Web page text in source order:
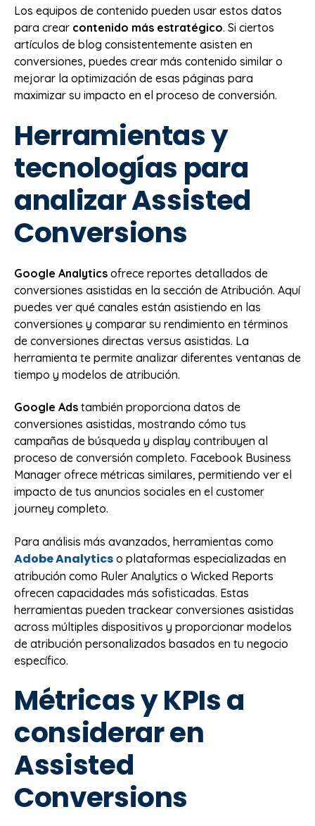
Los equipos de contenido pueden usar estos datos
para crear contenido más estratégico. Si ciertos
artículos de blog consistentemente asisten en
conversiones, puedes crear más contenido similar o
mejorar la optimización de esas páginas para
maximizar su impacto en el proceso de conversión.
Herramientas y
tecnologías para
analizar Assisted
Conversions
Google Analytics ofrece reportes detallados de
conversiones asistidas en la sección de Atribución. Aquí
puedes ver qué canales están asistiendo en las
conversiones y comparar su rendimiento en términos
de conversiones directas versus asistidas. La
herramienta te permite analizar diferentes ventanas de
tiempo y modelos de atribución.
Google Ads también proporciona datos de
conversiones asistidas, mostrando cómo tus
campañas de búsqueda y display contribuyen al
proceso de conversión completo. Facebook Business
Manager ofrece métricas similares, permitiendo ver el
impacto de tus anuncios sociales en el customer
journey completo.
Para análisis más avanzados, herramientas como
Adobe Analytics o plataformas especializadas en
atribución como Ruler Analytics o Wicked Reports
ofrecen capacidades más sofisticadas. Estas
herramientas pueden trackear conversiones asistidas
across múltiples dispositivos y proporcionar modelos
de atribución personalizados basados en tu negocio
específico.
Métricas y KPIs a
considerar en
Assisted
Conversions